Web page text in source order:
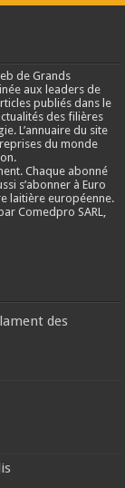
de Grands
aux leaders de
publiés dans le
des filières
L’annuaire du site
du monde
Chaque abonné
s’abonner à Euro
laitière européenne.
Comedpro SARL,
des